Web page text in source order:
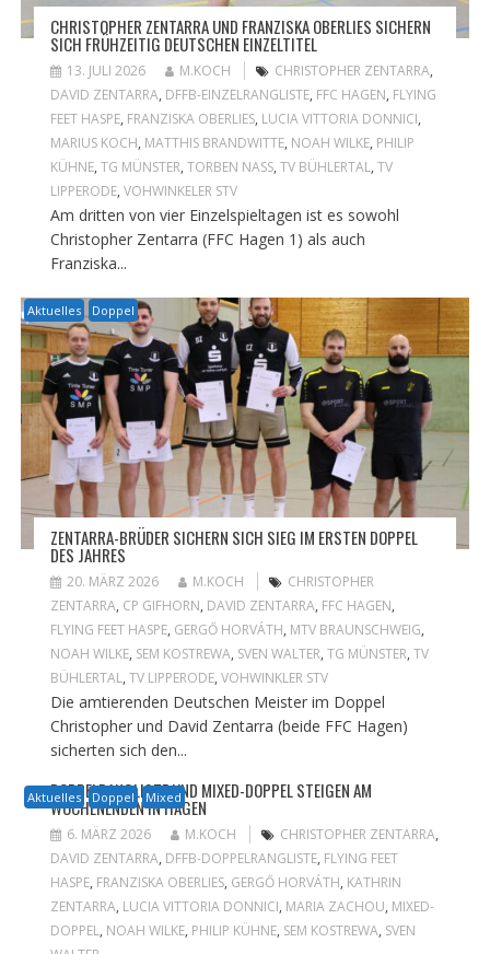
CHRISTOPHER ZENTARRA UND FRANZISKA OBERLIES SICHERN
SICH FRÜHZEITIG DEUTSCHEN EINZELTITEL
13. JULI 2026 M.KOCH CHRISTOPHER ZENTARRA,
DAVID ZENTARRA, DFFB-EINZELRANGLISTE, FFC HAGEN, FLYING
FEET HASPE, FRANZISKA OBERLIES, LUCIA VITTORIA DONNICI,
MARIUS KOCH, MATTHIS BRANDWITTE, NOAH WILKE, PHILIP
KÜHNE, TG MÜNSTER, TORBEN NASS, TV BÜHLERTAL, TV
LIPPERODE, VOHWINKELER STV
Am dritten von vier Einzelspieltagen ist es sowohl
Christopher Zentarra (FFC Hagen 1) als auch
Franziska...
Aktuelles Doppel
ZENTARRA-BRÜDER SICHERN SICH SIEG IM ERSTEN DOPPEL
DES JAHRES
20. MÄRZ 2026 M.KOCH
CHRISTOPHER
ZENTARRA, CP GIFHORN, DAVID ZENTARRA, FFC HAGEN,
FLYING FEET HASPE, GERGŐ HORVÁTH, MTV BRAUNSCHWEIG,
NOAH WILKE, SEM KOSTREWA, SVEN WALTER, TG MÜNSTER, TV
BÜHLERTAL, TV LIPPERODE, VOHWINKLER STV
Die amtierenden Deutschen Meister im Doppel
Christopher und David Zentarra (beide FFC Hagen)
sicherten sich den...
Aktuelles Doppel Mixed
DOPPELRANGLISTE UND MIXED-DOPPEL STEIGEN AM
WOCHENENDEN IN HAGEN
6. MÄRZ 2026 M.KOCH CHRISTOPHER ZENTARRA,
DAVID ZENTARRA, DFFB-DOPPELRANGLISTE, FLYING FEET
HASPE, FRANZISKA OBERLIES, GERGŐ HORVÁTH, KATHRIN
ZENTARRA, LUCIA VITTORIA DONNICI, MARIA ZACHOU, MIXED-
DOPPEL, NOAH WILKE, PHILIP KÜHNE, SEM KOSTREWA, SVEN